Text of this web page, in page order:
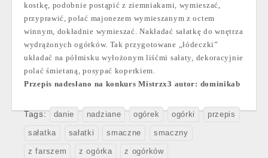
kostkę, podobnie postąpić z ziemniakami, wymieszać,
przyprawić, polać majonezem wymieszanym z octem
winnym, dokładnie wymieszać. Nakładać sałatkę do wnętrza
wydrążonych ogórków. Tak przygotowane „łódeczki”
układać na półmisku wyłożonym liśćmi sałaty, dekoracyjnie
polać śmietaną, posypać koperkiem.
Przepis nadesłano na konkurs Mistrzx3 autor: dominikab
Tags: danie nadziane ogórek ogórki przepis
sałatka sałatki smaczne smaczny
z farszem z ogórka z ogórków